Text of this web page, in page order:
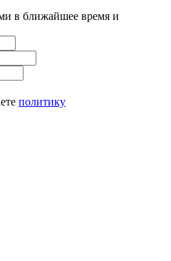
в ближайшее время и
политику